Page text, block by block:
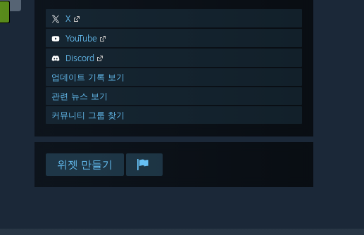
X
YouTube
Discord
업데이트 기록 보기
관련 뉴스 보기
커뮤니티 그룹 찾기
위젯 만들기